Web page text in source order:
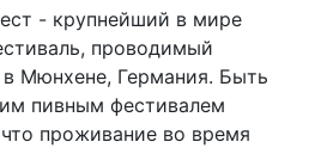
- крупнейший в мире
проводимый
Мюнхене, Германия. Быть
пивным фестивалем
что проживание во время